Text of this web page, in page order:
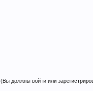
(Вы должны войти или